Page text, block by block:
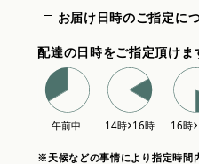
お届け日時のご指定に
配達の日時をご指定頂けま
※天候などの事情により指定時間